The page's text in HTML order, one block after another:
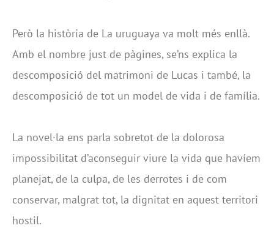
Però la història de La uruguaya va molt més enllà.
Amb el nombre just de pàgines, se’ns explica la
descomposició del matrimoni de Lucas i també, la
descomposició de tot un model de vida i de família.
La novel·la ens parla sobretot de la dolorosa
impossibilitat d’aconseguir viure la vida que havíem
planejat, de la culpa, de les derrotes i de com
conservar, malgrat tot, la dignitat en aquest territori
hostil.